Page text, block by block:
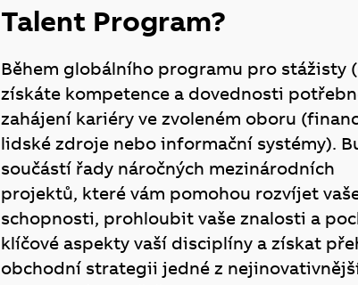
Talent Program?
Během globálního programu pro stážisty
získáte kompetence a dovednosti
zahájení kariéry ve zvoleném oboru
lidské zdroje nebo informační systémy).
součástí řady náročných mezinárodních
projektů, které vám pomohou rozvíjet
schopnosti, prohloubit vaše znalosti a
klíčové aspekty vaší disciplíny a získat
obchodní strategii jedné z